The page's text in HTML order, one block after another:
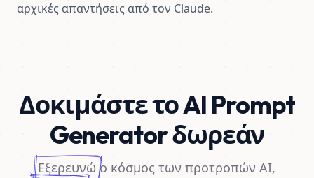
αρχικές απαντήσεις από τον Claude.
Δοκιμάστε το AI Prompt
Generator δωρεάν
Εξερευνώ ο κόσμος των προτροπών AI,